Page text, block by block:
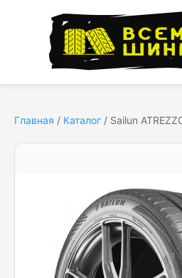
Главная / Каталог / Sailun